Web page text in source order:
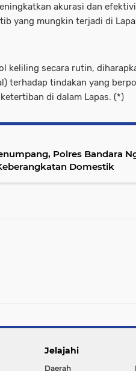
akurasi dan
yang mungkin terjadi di
keliling secara rutin,
terhadap tindakan yang
di dalam Lapas. (*)
Ngurah Rai
Domestik
Jelajahi
Daerah